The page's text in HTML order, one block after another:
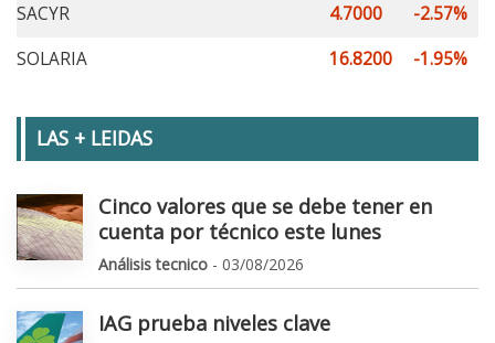
SACYR
4.7000
-2.57%
SOLARIA
16.8200 -1.95%
LAS + LEIDAS
Cinco valores que se debe tener en
cuenta por técnico este lunes
Análisis tecnico - 03/08/2026
IAG prueba niveles clave